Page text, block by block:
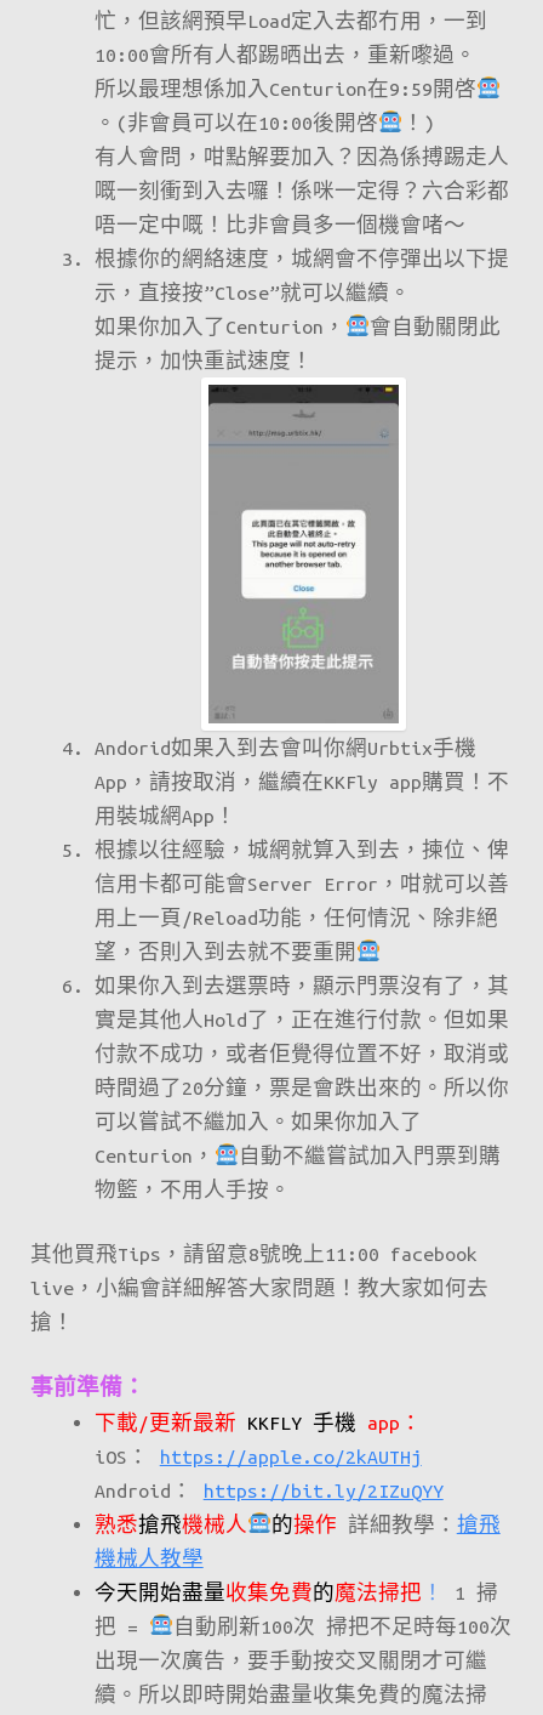
忙，但該網預早Load定入去都冇用，一到
10:00會所有人都踢晒出去，重新嚟過。
所以最理想係加入Centurion在9:59開啓
。(非會員可以在10:00後開啓
！)
有人會問，咁點解要加入？因為係搏踢走人
嘅一刻衝到入去囉！係咪一定得？六合彩都
唔一定中嘅！比非會員多一個機會啫～
根據你的網絡速度，城網會不停彈出以下提
示，直接按”Close”就可以繼續。
如果你加入了Centurion，
會自動關閉此
提示，加快重試速度！
Andorid如果入到去會叫你網Urbtix手機
App，請按取消，繼續在KKFly app購買！不
用裝城網App！
根據以往經驗，城網就算入到去，揀位、俾
信用卡都可能會Server Error，咁就可以善
用上一頁/Reload功能，任何情況、除非絕
望，否則入到去就不要重開
如果你入到去選票時，顯示門票沒有了，其
實是其他人Hold了，正在進行付款。但如果
付款不成功，或者佢覺得位置不好，取消或
時間過了20分鐘，票是會跌出來的。所以你
可以嘗試不繼加入。如果你加入了
Centurion，
自動不繼嘗試加入門票到購
物籃，不用人手按。
其他買飛Tips，請留意8號晚上11:00 facebook
live，小編會詳細解答大家問題！教大家如何去
搶！
事前準備：
下載/更新最新 KKFLY 手機 app：
iOS： https://apple.co/2kAUTHj
Android： https://bit.ly/2IZuQYY
熟悉搶飛機械人 的操作 詳細教學： 搶飛
機械人教學
今天開始盡量收集免費的魔法掃把 ！
1 掃
把 =
自動刷新100次 掃把不足時每100次
出現一次廣告，要手動按交叉關閉才可繼
續。所以即時開始盡量收集免費的魔法掃